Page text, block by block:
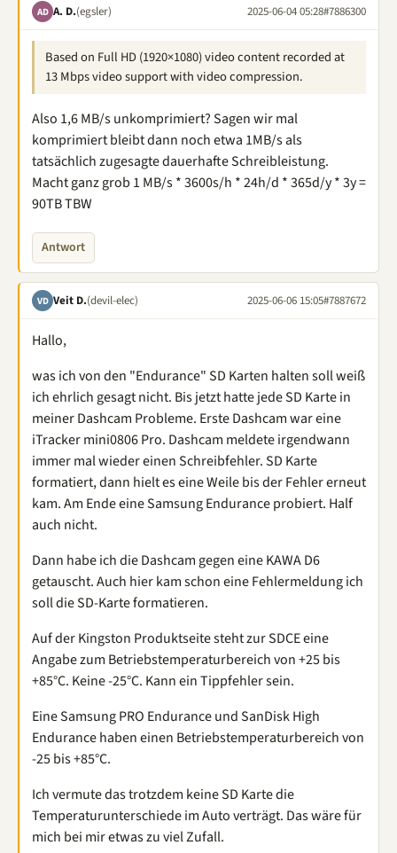
AD A. D.(egsler) 2025-06-04 05:28#7886300
Based on Full HD (1920×1080) video content recorded at
13 Mbps video support with video compression.
Also 1,6 MB/s unkomprimiert? Sagen wir mal
komprimiert bleibt dann noch etwa 1MB/s als
tatsächlich zugesagte dauerhafte Schreibleistung.
Macht ganz grob 1 MB/s * 3600s/h * 24h/d * 365d/y * 3y =
90TB TBW
Antwort
VD Veit D.(devil-elec) 2025-06-06 15:05#7887672
Hallo,
was ich von den "Endurance" SD Karten halten soll weiß
ich ehrlich gesagt nicht. Bis jetzt hatte jede SD Karte in
meiner Dashcam Probleme. Erste Dashcam war eine
iTracker mini0806 Pro. Dashcam meldete irgendwann
immer mal wieder einen Schreibfehler. SD Karte
formatiert, dann hielt es eine Weile bis der Fehler erneut
kam. Am Ende eine Samsung Endurance probiert. Half
auch nicht.
Dann habe ich die Dashcam gegen eine KAWA D6
getauscht. Auch hier kam schon eine Fehlermeldung ich
soll die SD-Karte formatieren.
Auf der Kingston Produktseite steht zur SDCE eine
Angabe zum Betriebstemperaturbereich von +25 bis
+85°C. Keine -25°C. Kann ein Tippfehler sein.
Eine Samsung PRO Endurance und SanDisk High
Endurance haben einen Betriebstemperaturbereich von
-25 bis +85°C.
Ich vermute das trotzdem keine SD Karte die
Temperaturunterschiede im Auto verträgt. Das wäre für
mich bei mir etwas zu viel Zufall.